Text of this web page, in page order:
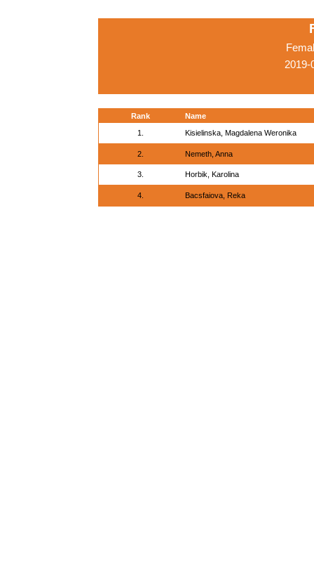
2019-
Rank
Name
1.
Kisielinska, Magdalena Weronika
2. Nemeth, Anna
3. Horbik, Karolina
4. Bacsfaiova, Reka